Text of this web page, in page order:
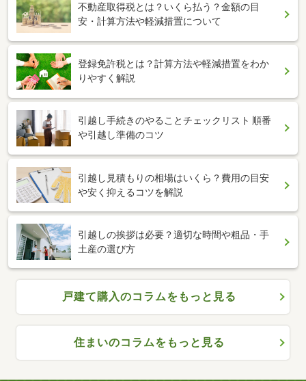
不動産取得税とは？いくら払う？金額の目
安・計算方法や軽減措置について
登録免許税とは？計算方法や軽減措置をわか
りやすく解説
引越し手続きのやることチェックリスト 順番
や引越し準備のコツ
引越し見積もりの相場はいくら？費用の目安
や安く抑えるコツを解説
引越しの挨拶は必要？適切な時間や粗品・手
土産の選び方
戸建て購入のコラムをもっと見る
住まいのコラムをもっと見る